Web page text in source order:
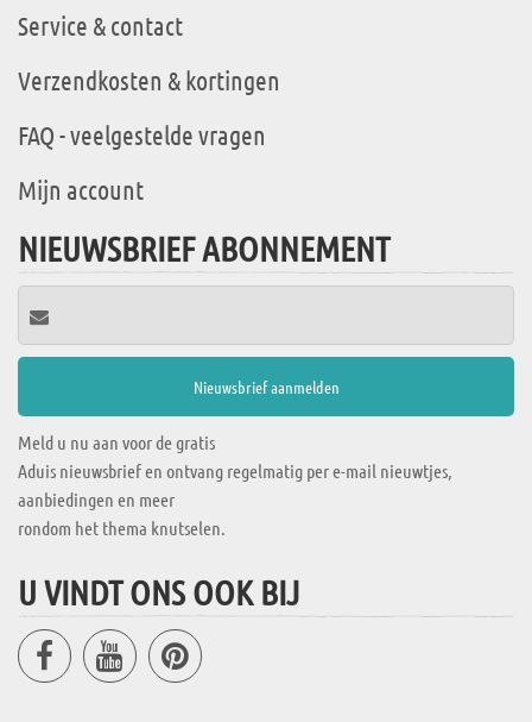
Service & contact
Verzendkosten & kortingen
FAQ - veelgestelde vragen
Mijn account
NIEUWSBRIEF ABONNEMENT
Meld u nu aan voor de gratis
Aduis nieuwsbrief en ontvang regelmatig per e-mail nieuwtjes,
aanbiedingen en meer
rondom het thema knutselen.
U VINDT ONS OOK BIJ